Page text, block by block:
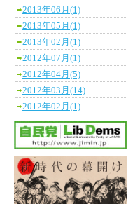
2013年06月(1)
2013年05月(1)
2013年02月(1)
2012年07月(1)
2012年04月(5)
2012年03月(14)
2012年02月(1)